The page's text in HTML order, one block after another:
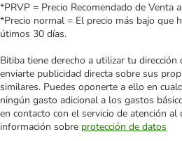
*PRVP = Precio Recomendado de Venta
*Precio normal = El precio más bajo que
útimos 30 días.
Bitiba tiene derecho a utilizar tu dirección
enviarte publicidad directa sobre sus
similares. Puedes oponerte a ello en
ningún gasto adicional a los gastos
en contacto con el servicio de atención al
información sobre protección de datos